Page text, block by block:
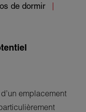
de dormir
emplacement